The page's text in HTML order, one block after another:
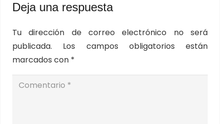
Deja una respuesta
Tu dirección de correo electrónico no será
publicada.
Los campos obligatorios están
marcados con *